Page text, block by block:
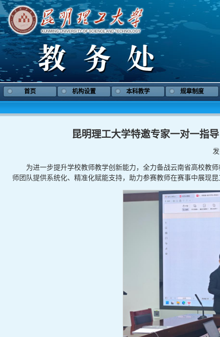
首页 机构设置 本科教学 规章制度
昆明理工大学特邀专家一对一指
为进一步提升学校教师教学创新能力，全力备战云南省高校教
师团队提供系统化、精准化赋能支持，助力参赛教师在赛事中展现